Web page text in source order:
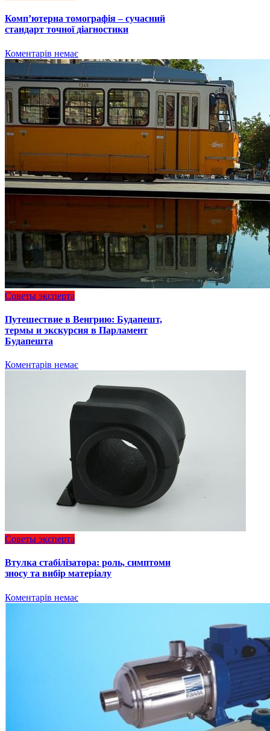
Комп’ютерна томографія – сучасний
стандарт точної діагностики
Коментарів немає
Советы эксперта
Путешествие в Венгрию: Будапешт,
термы и экскурсия в Парламент
Будапешта
Коментарів немає
Советы эксперта
Втулка стабілізатора: роль, симптоми
зносу та вибір матеріалу
Коментарів немає